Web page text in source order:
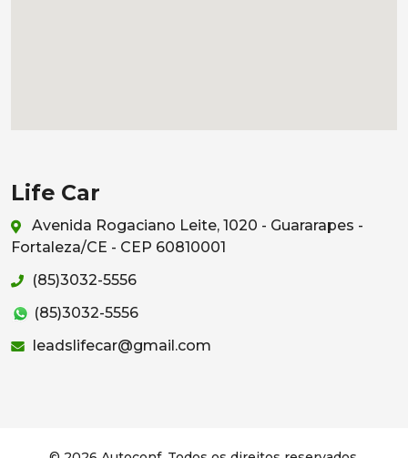
Life Car
Avenida Rogaciano Leite, 1020 - Guararapes -
Fortaleza/CE - CEP 60810001
(85)3032-5556
(85)3032-5556
leadslifecar@gmail.com